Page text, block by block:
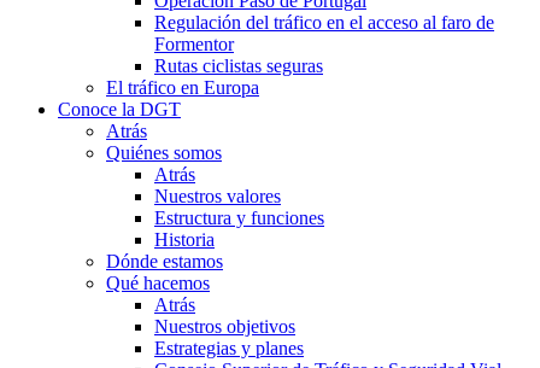
Regulación del tráfico en el acceso al faro de
Formentor
Rutas ciclistas seguras
El tráfico en Europa
Conoce la DGT
Atrás
Quiénes somos
Atrás
Nuestros valores
Estructura y funciones
Historia
Dónde estamos
Qué hacemos
Atrás
Nuestros objetivos
Estrategias y planes